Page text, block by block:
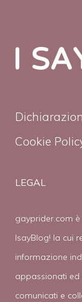
Cookie
LEGAL
gayprider.com è
IsayBlog! la cui
informazione
appassionati ed
comunicati e